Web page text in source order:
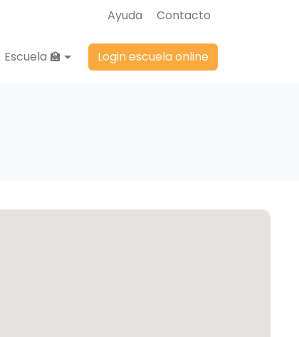
Ayuda Contacto
Escuela 🏫 Login escuela online